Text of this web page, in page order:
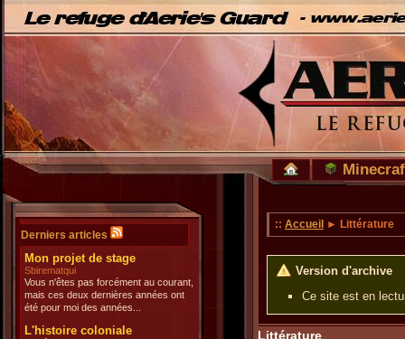
Derniers articles
Mon projet de stage
Sbirematqui
Vous n'êtes pas forcément au courant,
mais ces deux dernières années ont
été pour moi des années...
L'histoire coloniale
:: Accueil ► Littérature
Version d'archive
Ce site est en
Littérature